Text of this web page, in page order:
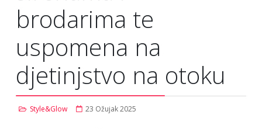
brodarima te
uspomena na
djetinjstvo na otoku
Style&Glow 23 Ožujak 2025